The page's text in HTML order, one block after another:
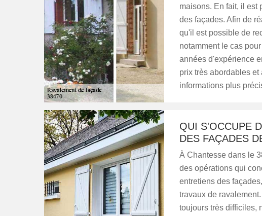
maisons. En fait, il est
des façades. Afin de
qu'il est possible de
notamment le cas
années d'expérience
prix très abordables
informations plus
QUI S'OCCUPE
DES FAÇADES
À Chantesse dans le
des opérations qui
entretiens des
travaux de
toujours très difficiles,